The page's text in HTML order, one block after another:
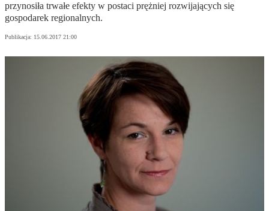
przynosiła trwałe efekty w postaci prężniej rozwijających się
gospodarek regionalnych.
Publikacja: 15.06.2017 21:00